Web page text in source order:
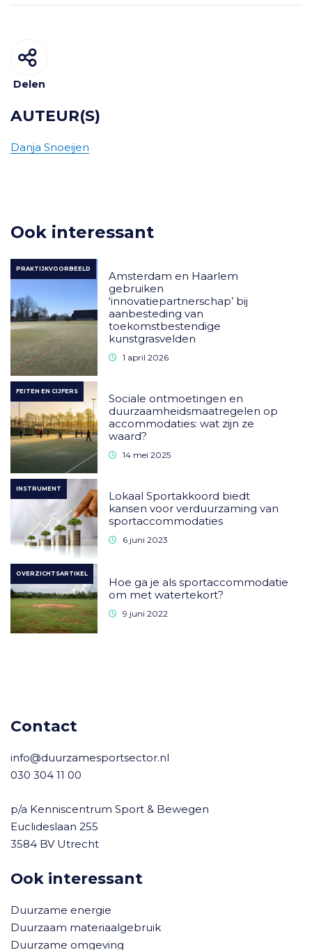
Delen
AUTEUR(S)
Danja Snoeijen
Ook interessant
PRAKTIJKVOORBEELD
Amsterdam en Haarlem
gebruiken
‘innovatiepartnerschap’ bij
aanbesteding van
toekomstbestendige
kunstgrasvelden
1 april 2026
FEITEN EN CIJFERS
Sociale ontmoetingen en
duurzaamheidsmaatregelen op
accommodaties: wat zijn ze
waard?
14 mei 2025
INSTRUMENT
Lokaal Sportakkoord biedt
kansen voor verduurzaming van
sportaccommodaties
6 juni 2023
OVERZICHTSARTIKEL
Hoe ga je als sportaccommodatie
om met watertekort?
9 juni 2022
Contact
info@duurzamesportsector.nl
030 304 11 00
p/a Kenniscentrum Sport & Bewegen
Euclideslaan 255
3584 BV Utrecht
Ook interessant
Duurzame energie
Duurzaam materiaalgebruik
Duurzame omgeving